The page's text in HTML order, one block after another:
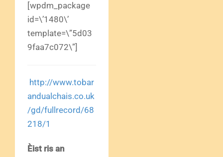
[wpdm_package
id=\’1480\’
template=\”5d03
9faa7c072\”]
http://www.tobar
andualchais.co.uk
/gd/fullrecord/68
218/1
Èist ris an